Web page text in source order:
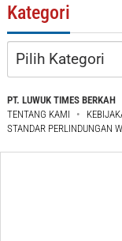
Kategori
Kategori
PT. LUWUK TIMES BERKAH
TENTANG KAMI
STANDAR PERLINDUNGAN